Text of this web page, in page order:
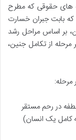
های حقوقی که مطرح
بابت جبران خسارت
بر اساس مراحل رشد
از تکامل جنین،
در رحم مستقر
آن دوصدم دیه کامل (۲٪ دیه کامل یک انسان)